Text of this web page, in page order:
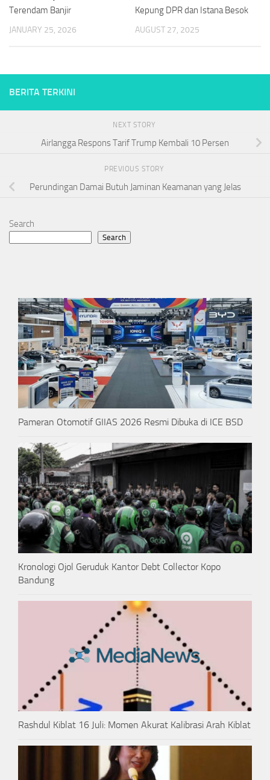
Terendam Banjir
JANUARY 25, 2026
Kepung DPR dan Istana Besok
AUGUST 27, 2025
BERITA TERKINI
NEXT STORY
Airlangga Respons Tarif Trump Kembali 10 Persen
PREVIOUS STORY
Perundingan Damai Butuh Jaminan Keamanan yang Jelas
Search
Search
Pameran Otomotif GIIAS 2026 Resmi Dibuka di ICE BSD
Kronologi Ojol Geruduk Kantor Debt Collector Kopo
Bandung
Rashdul Kiblat 16 Juli: Momen Akurat Kalibrasi Arah Kiblat